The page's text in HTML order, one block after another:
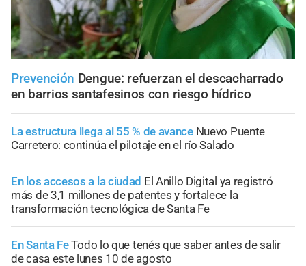
Prevención Dengue: refuerzan el descacharrado
en barrios santafesinos con riesgo hídrico
La estructura llega al 55 % de avance Nuevo Puente
Carretero: continúa el pilotaje en el río Salado
En los accesos a la ciudad El Anillo Digital ya registró
más de 3,1 millones de patentes y fortalece la
transformación tecnológica de Santa Fe
En Santa FeTodo lo que tenés que saber antes de salir
de casa este lunes 10 de agosto